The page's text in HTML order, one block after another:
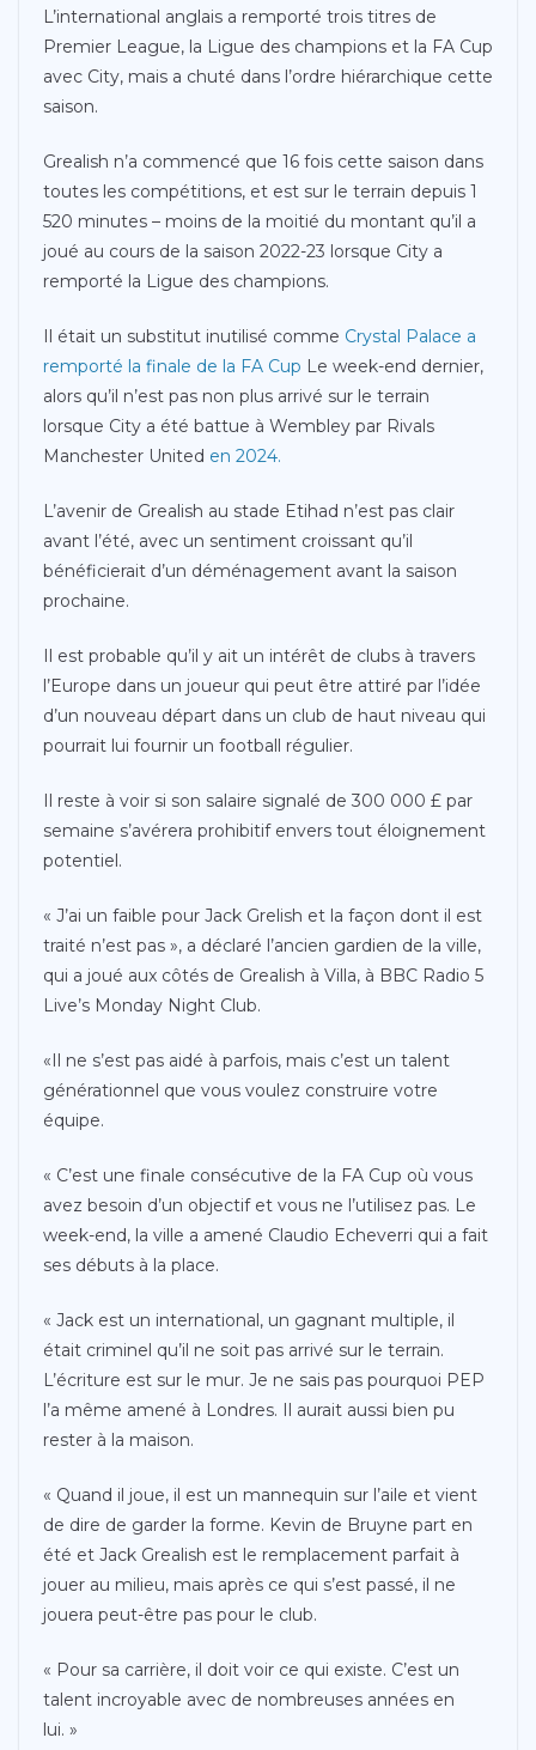
L’international anglais a remporté trois titres de
Premier League, la Ligue des champions et la FA Cup
avec City, mais a chuté dans l’ordre hiérarchique cette
saison.
Grealish n’a commencé que 16 fois cette saison dans
toutes les compétitions, et est sur le terrain depuis 1
520 minutes – moins de la moitié du montant qu’il a
joué au cours de la saison 2022-23 lorsque City a
remporté la Ligue des champions.
Il était un substitut inutilisé comme Crystal Palace a
remporté la finale de la FA Cup Le week-end dernier,
alors qu’il n’est pas non plus arrivé sur le terrain
lorsque City a été battue à Wembley par Rivals
Manchester United en 2024.
L’avenir de Grealish au stade Etihad n’est pas clair
avant l’été, avec un sentiment croissant qu’il
bénéficierait d’un déménagement avant la saison
prochaine.
Il est probable qu’il y ait un intérêt de clubs à travers
l’Europe dans un joueur qui peut être attiré par l’idée
d’un nouveau départ dans un club de haut niveau qui
pourrait lui fournir un football régulier.
Il reste à voir si son salaire signalé de 300 000 £ par
semaine s’avérera prohibitif envers tout éloignement
potentiel.
« J’ai un faible pour Jack Grelish et la façon dont il est
traité n’est pas », a déclaré l’ancien gardien de la ville,
qui a joué aux côtés de Grealish à Villa, à BBC Radio 5
Live’s Monday Night Club.
«Il ne s’est pas aidé à parfois, mais c’est un talent
générationnel que vous voulez construire votre
équipe.
« C’est une finale consécutive de la FA Cup où vous
avez besoin d’un objectif et vous ne l’utilisez pas. Le
week-end, la ville a amené Claudio Echeverri qui a fait
ses débuts à la place.
« Jack est un international, un gagnant multiple, il
était criminel qu’il ne soit pas arrivé sur le terrain.
L’écriture est sur le mur. Je ne sais pas pourquoi PEP
l’a même amené à Londres. Il aurait aussi bien pu
rester à la maison.
« Quand il joue, il est un mannequin sur l’aile et vient
de dire de garder la forme. Kevin de Bruyne part en
été et Jack Grealish est le remplacement parfait à
jouer au milieu, mais après ce qui s’est passé, il ne
jouera peut-être pas pour le club.
« Pour sa carrière, il doit voir ce qui existe. C’est un
talent incroyable avec de nombreuses années en
lui. »